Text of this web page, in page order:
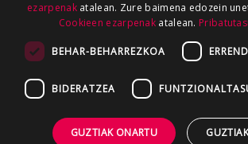
ezarpenakatalean. Zure baimena edozein
Cookieen ezarpenak atalean.
BEHAR-BEHARREZKOA
BIDERATZEA
GUZTIAK ONARTU